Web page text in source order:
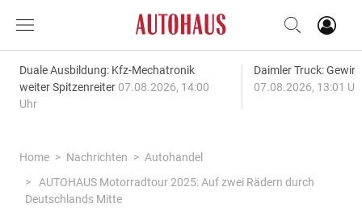
Duale Ausbildung: Kfz-Mechatronik
weiter Spitzenreiter 07.08.2026, 14:00
Uhr
Daimler Truck:
07.08.2026, 13:01
Home Nachrichten
Autohandel
AUTOHAUS Motorradtour 2025: Auf zwei Rädern durch
Deutschlands Mitte